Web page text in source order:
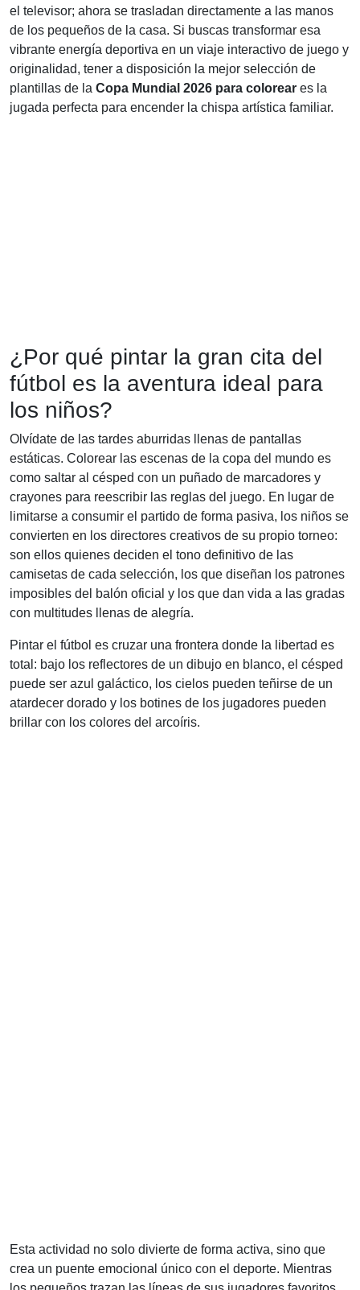
el televisor; ahora se trasladan directamente a las manos
de los pequeños de la casa. Si buscas transformar esa
vibrante energía deportiva en un viaje interactivo de juego y
originalidad, tener a disposición la mejor selección de
plantillas de la Copa Mundial 2026 para colorear es la
jugada perfecta para encender la chispa artística familiar.
¿Por qué pintar la gran cita del
fútbol es la aventura ideal para
los niños?
Olvídate de las tardes aburridas llenas de pantallas
estáticas. Colorear las escenas de la copa del mundo es
como saltar al césped con un puñado de marcadores y
crayones para reescribir las reglas del juego. En lugar de
limitarse a consumir el partido de forma pasiva, los niños se
convierten en los directores creativos de su propio torneo:
son ellos quienes deciden el tono definitivo de las
camisetas de cada selección, los que diseñan los patrones
imposibles del balón oficial y los que dan vida a las gradas
con multitudes llenas de alegría.
Pintar el fútbol es cruzar una frontera donde la libertad es
total: bajo los reflectores de un dibujo en blanco, el césped
puede ser azul galáctico, los cielos pueden teñirse de un
atardecer dorado y los botines de los jugadores pueden
brillar con los colores del arcoíris.
Esta actividad no solo divierte de forma activa, sino que
crea un puente emocional único con el deporte. Mientras